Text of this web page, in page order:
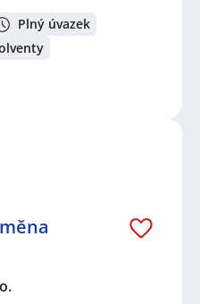
Plný úvazek